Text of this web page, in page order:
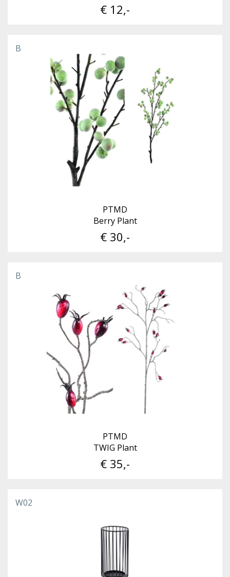
€ 12,-
B
PTMD
Berry Plant
€ 30,-
B
PTMD
TWIG Plant
€ 35,-
W02